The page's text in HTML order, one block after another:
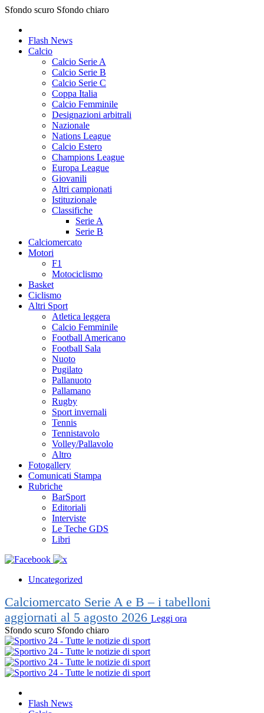
Sfondo scuro Sfondo chiaro
Flash News
Calcio
Calcio Serie A
Calcio Serie B
Calcio Serie C
Coppa Italia
Calcio Femminile
Designazioni arbitrali
Nazionale
Nations League
Calcio Estero
Champions League
Europa League
Giovanili
Altri campionati
Istituzionale
Classifiche
Serie A
Serie B
Calciomercato
Motori
F1
Motociclismo
Basket
Ciclismo
Altri Sport
Atletica leggera
Calcio Femminile
Football Americano
Football Sala
Nuoto
Pugilato
Pallanuoto
Pallamano
Rugby
Sport invernali
Tennis
Tennistavolo
Volley/Pallavolo
Altro
Fotogallery
Comunicati Stampa
Rubriche
BarSport
Editoriali
Interviste
Le Teche GDS
Libri
Uncategorized
Calciomercato Serie A e B – i tabelloni
aggiornati al 5 agosto 2026 Leggi ora
Sfondo scuro Sfondo chiaro
Flash News